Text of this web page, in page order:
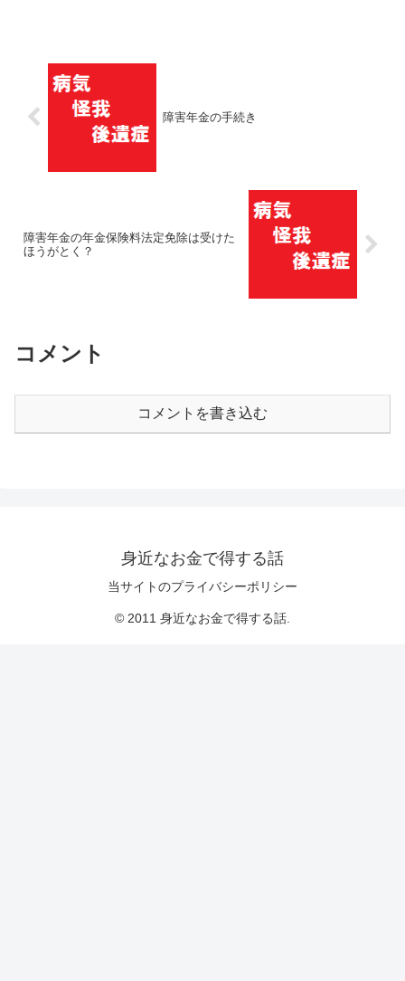
障害年金の手続き
障害年金の年金保険料法定免除は受けた
ほうがとく？
コメント
コメントを書き込む
身近なお金で得する話
当サイトのプライバシーポリシー
© 2011 身近なお金で得する話.